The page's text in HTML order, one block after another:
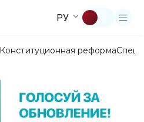
РУ
Конституционная реформа